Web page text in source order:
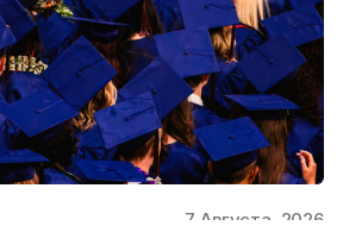
7 Августа, 2026